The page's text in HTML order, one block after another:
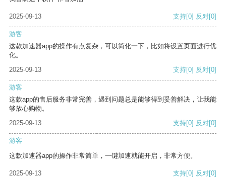
2025-09-13 支持[0] 反对[0]
游客
这款加速器app的操作有点复杂，可以简化一下，比如将设置页面进行优
化。
2025-09-13
支持[0] 反对[0]
游客
这款app的售后服务非常完善，遇到问题总是能够得到妥善解决，让我能
够放心购物。
2025-09-13
支持[0] 反对[0]
游客
这款加速器app的操作非常简单，一键加速就能开启，非常方便。
2025-09-13 支持[0] 反对[0]